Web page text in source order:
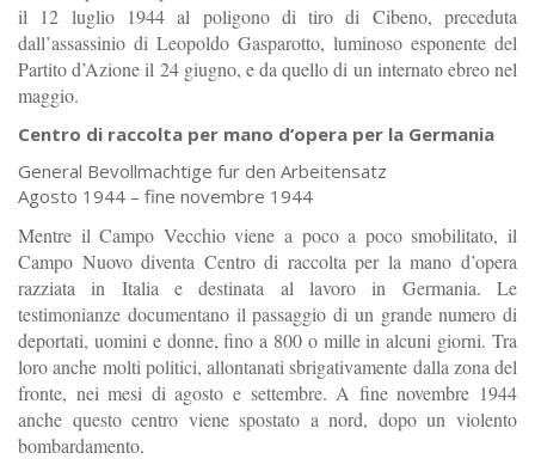
il 12 luglio 1944 al poligono di tiro di Cibeno, preceduta
dall’assassinio di Leopoldo Gasparotto, luminoso esponente del
Partito d’Azione il 24 giugno, e da quello di un internato ebreo nel
maggio.
Centro di raccolta per mano d’opera per la Germania
General Bevollmachtige fur den Arbeitensatz
Agosto 1944 – fine novembre 1944
Mentre il Campo Vecchio viene a poco a poco smobilitato, il
Campo Nuovo diventa Centro di raccolta per la mano d’opera
razziata in Italia e destinata al lavoro in Germania. Le
testimonianze documentano il passaggio di un grande numero di
deportati, uomini e donne, fino a 800 o mille in alcuni giorni. Tra
loro anche molti politici, allontanati sbrigativamente dalla zona del
fronte, nei mesi di agosto e settembre. A fine novembre 1944
anche questo centro viene spostato a nord, dopo un violento
bombardamento.